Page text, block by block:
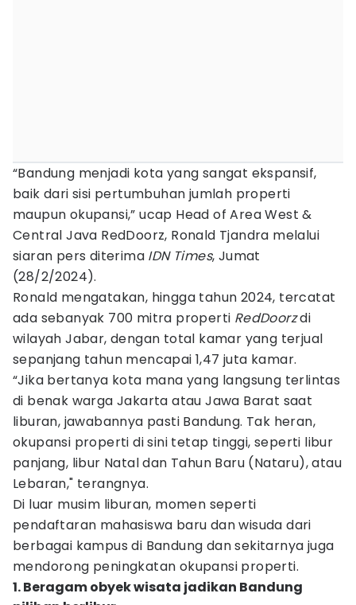
“Bandung menjadi kota yang sangat ekspansif,
baik dari sisi pertumbuhan jumlah properti
maupun okupansi,” ucap Head of Area West &
Central Java RedDoorz, Ronald Tjandra melalui
siaran pers diterima IDN Times, Jumat
(28/2/2024).
Ronald mengatakan, hingga tahun 2024, tercatat
ada sebanyak 700 mitra properti RedDoorzdi
wilayah Jabar, dengan total kamar yang terjual
sepanjang tahun mencapai 1,47 juta kamar.
“Jika bertanya kota mana yang langsung terlintas
di benak warga Jakarta atau Jawa Barat saat
liburan, jawabannya pasti Bandung. Tak heran,
okupansi properti di sini tetap tinggi, seperti libur
panjang, libur Natal dan Tahun Baru (Nataru), atau
Lebaran," terangnya.
Di luar musim liburan, momen seperti
pendaftaran mahasiswa baru dan wisuda dari
berbagai kampus di Bandung dan sekitarnya juga
mendorong peningkatan okupansi properti.
1. Beragam obyek wisata jadikan Bandung